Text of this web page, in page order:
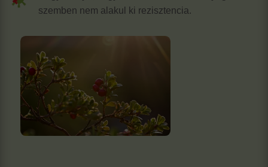
szemben nem alakul ki rezisztencia.